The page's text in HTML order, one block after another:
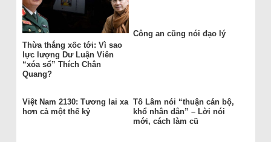
Thừa thắng xốc tới: Vì sao
lực lượng Dư Luận Viên
“xóa sổ” Thích Chân
Quang?
Công an cũng nói đạo lý
Việt Nam 2130: Tương lai xa
hơn cả một thế kỷ
Tô Lâm nói “thuận cán bộ,
khổ nhân dân” – Lời nói
mới, cách làm cũ